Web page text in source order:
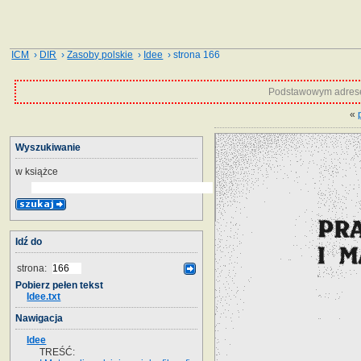
ICM › DIR ›Zasoby polskie › Idee › strona 166
Podstawowym
«
Wyszukiwanie
w książce
Idź do
strona:
Pobierz pełen tekst
Idee.txt
Nawigacja
Idee
TREŚĆ: